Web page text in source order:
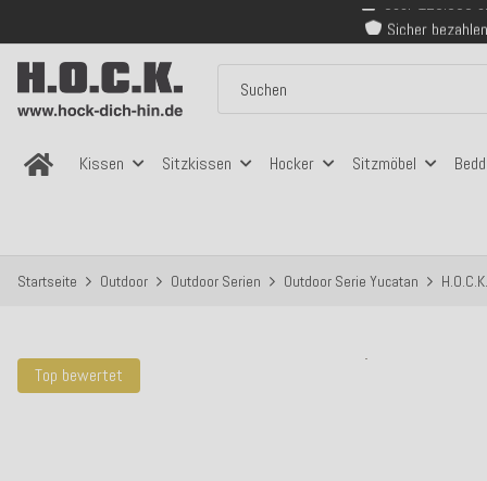
Sicher
Kostenloser Versand
Kissen
Sitzkissen Hocker Sitzmöbel
Startseite Outdoor Outdoor Serien Outdoor Serie Yucatan
Top bewertet